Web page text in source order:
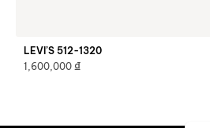
LEVI’S 512-1320
1,600,000 ₫